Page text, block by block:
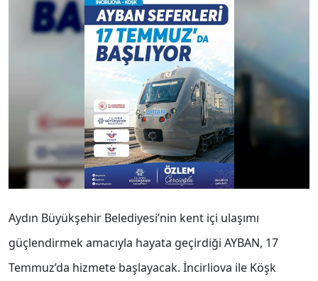
Aydın Büyükşehir Belediyesi’nin kent içi ulaşımı
güçlendirmek amacıyla hayata geçirdiği AYBAN, 17
Temmuz’da hizmete başlayacak. İncirliova ile Köşk